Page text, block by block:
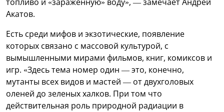
Акатов.
Есть среди мифов и экзотические, появление
которых связано с массовой культурой, с
вымышленными мирами фильмов, книг, комиксов и
игр. «Здесь тема номер один — это, конечно,
мутанты всех видов и мастей — от двухголовых
оленей до зеленых халков. При том что
действительная роль природной радиации в